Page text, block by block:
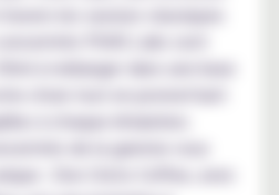
les saveurs classiques
PGVG Labs sont
à mélanger dans une base
à chaque inhalation.
de la gamme vous
: Don Cristo Coffee, avec